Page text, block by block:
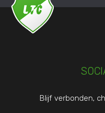
Blijf verbonden,